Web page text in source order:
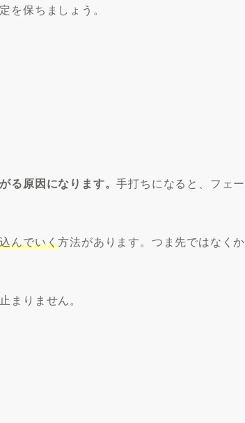
を保ちましょう。
る原因になります。手打ちになると、フェー
んでいく方法があります。つま先ではなくか
まりません。